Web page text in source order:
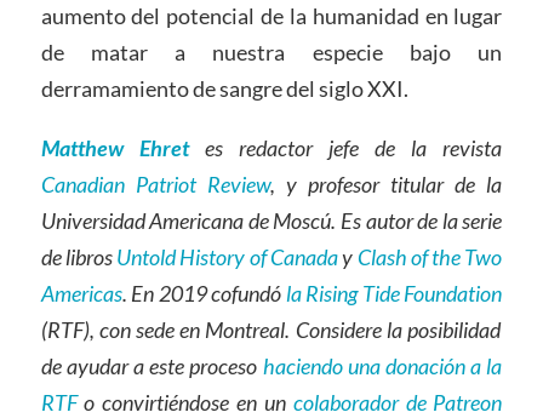
aumento del potencial de la humanidad en lugar
de matar a nuestra especie bajo un
derramamiento de sangre del siglo XXI.
Matthew Ehretes redactor jefe de la revista
Canadian Patriot Review, y profesor titular de la
Universidad Americana de Moscú. Es autor de la serie
de librosUntold History of Canaday Clash of the Two
Americas. En 2019 cofundóla Rising Tide Foundation
(RTF), con sede en Montreal. Considere la posibilidad
de ayudar a este proceso haciendo una donación a la
RTFo convirtiéndose en un colaborador de Patreon